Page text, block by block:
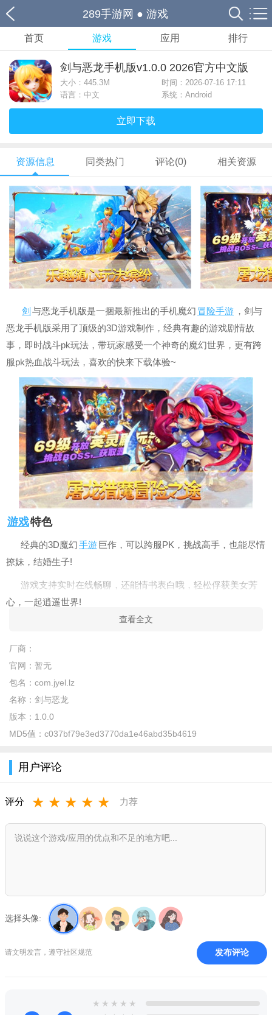
289手游网 ● 游戏
首页 游戏 应用 排行
剑与恶龙手机版v1.0.0 2026官方中文版
大小： 445.3M
时间：2026-07-16 17:11
语言：中文
系统：Android
立即下载
资源信息 同类热门 评论(0) 相关资源
剑 与恶龙手机版是一捆最新推出的手机魔幻 冒险手游 ，剑与
恶龙手机版采用了顶级的3D游戏制作，经典有趣的游戏剧情故
事，即时战斗pk玩法，带玩家感受一个神奇的魔幻世界，更有跨
服pk热血战斗玩法，喜欢的快来下载体验~
游戏特色
经典的3D魔幻手游巨作，可以跨服PK，挑战高手，也能尽情
撩妹，结婚生子!
游戏支持实时在线畅聊，还能情书表白哦，轻松俘获美女芳
心，一起逍遥世界!
1、邂逅你的浪漫情缘，举行一场盛大婚礼;
2、培养你的宠物
3、组队挑战强大的BOSS，精彩不断;
4、精彩有趣的故事剧情，带给你沉浸式体验。
你还能培养动人精灵，助你征服全场，领取豪华奖励，就是
游戏简介
1、完善的社交系统，交友大厅，实时在线聊天，邂逅真爱，
2、乐趣随心，玩法缤纷，更有神秘使魔是你冒险途中必不可
带给你视觉上的盛宴;
剑与恶龙手机版特别说明
欢迎使用v1.0.0安卓版！为确保流畅体验，请注意以下事项：
首次启动需联网验证及下载约200MB数据包，建
常见问题：
若安装后闪退，请尝试清理后台或重启设备；遇到黑
查看全文
厂商：
官网： 暂无
包名： com.jyel.lz
名称： 剑与恶龙
版本： 1.0.0
MD5值： c037bf79e3ed3770da1e46abd35b4619
用户评论
评分 ★ ★ ★ ★ ★ 力荐
选择头像:
请文明发言，遵守社区规范 发布评论
★ ★ ★ ★ ★